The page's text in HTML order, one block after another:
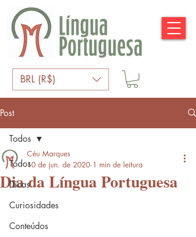
BRL (R$)
Post
Todos
Dicas
Curiosidades
Conteúdos
Todos
Dia da Língua Portuguesa
Céu Marques
10 de jun. de 2020 1 min de leitura